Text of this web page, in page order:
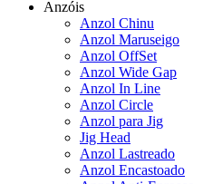
Anzóis
Anzol Chinu
Anzol Maruseigo
Anzol OffSet
Anzol Wide Gap
Anzol In Line
Anzol Circle
Anzol para Jig
Jig Head
Anzol Lastreado
Anzol Encastoado